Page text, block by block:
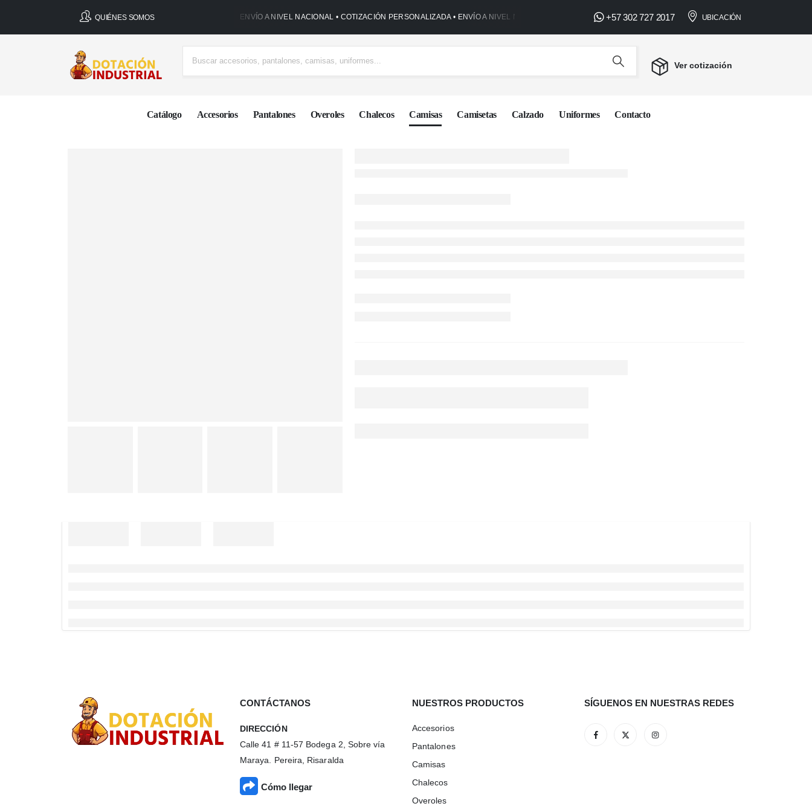
QUIÉNES SOMOS ENVÍO A NIVEL NACIONAL • COTIZACIÓN PERSONALIZADA • ENVÍO A NIVEL NACIONAL • COTIZACIÓN PERSONALIZADA •
+57 302 727 2017 UBICACIÓN
Ver cotización
Catálogo Accesorios Pantalones Overoles Chalecos Camisas Camisetas Calzado Uniformes Contacto
CONTÁCTANOS
DIRECCIÓN
Calle 41 # 11-57 Bodega 2, Sobre vía
Maraya. Pereira, Risaralda
Cómo llegar
NUESTROS PRODUCTOS
Accesorios
Pantalones
Camisas
Chalecos
Overoles
SÍGUENOS EN NUESTRAS REDES